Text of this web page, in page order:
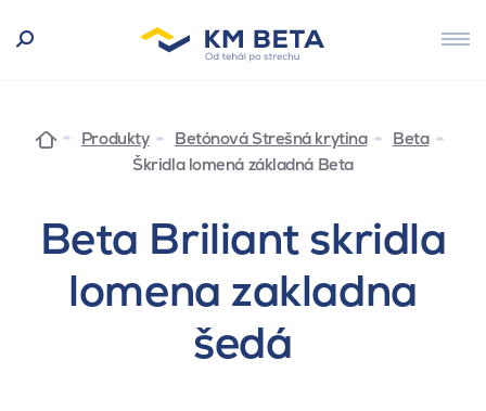
Produkty Betónová Strešná krytina
Beta
Škridla lomená základná Beta
Beta Briliant skridla
lomena zakladna
šedá